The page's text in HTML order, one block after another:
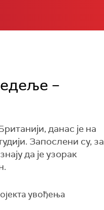
–
данас је на
Запослени су, за
да је узорак
увођења